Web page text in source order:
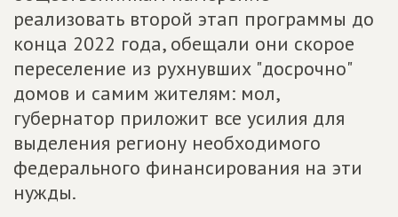
реализовать второй этап программы до
конца 2022 года, обещали они скорое
переселение из рухнувших "досрочно"
домов и самим жителям: мол,
губернатор приложит все усилия для
выделения региону необходимого
федерального финансирования на эти
нужды.